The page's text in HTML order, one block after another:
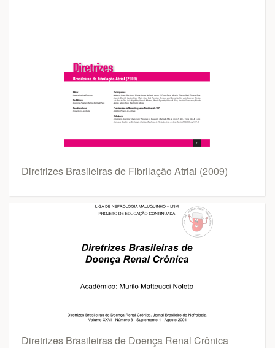
Diretrizes Brasileiras de Fibrilação Atrial (2009)
Diretrizes Brasileiras de Doença Renal Crônica